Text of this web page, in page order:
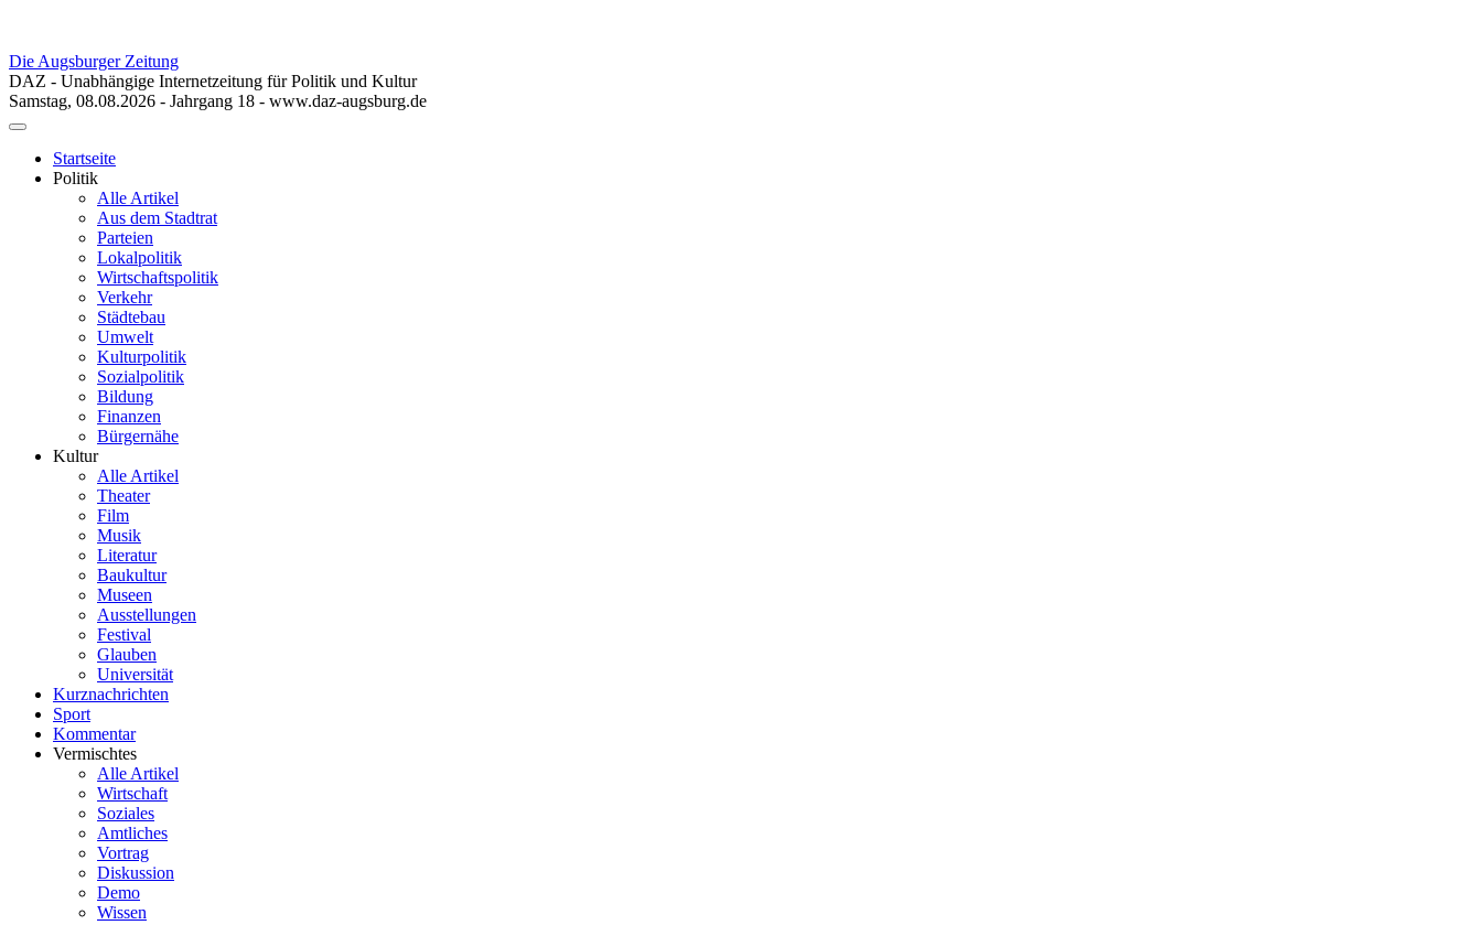
Die Augsburger Zeitung
DAZ - Unabhängige Internetzeitung für Politik und Kultur
Samstag, 08.08.2026 - Jahrgang 18 - www.daz-augsburg.de
Toggle
navigationStartseite
Politik
Alle Artikel
Aus dem Stadtrat
Parteien
Lokalpolitik
Wirtschaftspolitik
Verkehr
Städtebau
Umwelt
Kulturpolitik
Sozialpolitik
Bildung
Finanzen
Bürgernähe
Kultur
Alle Artikel
Theater
Film
Musik
Literatur
Baukultur
Museen
Ausstellungen
Festival
Glauben
Universität
Kurznachrichten
Sport
Kommentar
Vermischtes
Alle Artikel
Wirtschaft
Soziales
Amtliches
Vortrag
Diskussion
Demo
Wissen